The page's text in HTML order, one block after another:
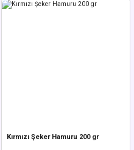
Kırmızı Şeker Hamuru 200 gr